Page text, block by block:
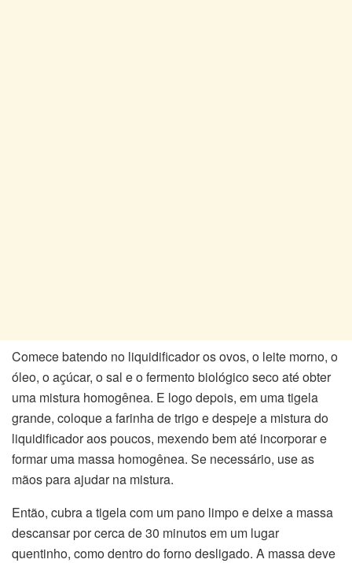
Comece batendo no liquidificador os ovos, o leite morno, o
óleo, o açúcar, o sal e o fermento biológico seco até obter
uma mistura homogênea. E logo depois, em uma tigela
grande, coloque a farinha de trigo e despeje a mistura do
liquidificador aos poucos, mexendo bem até incorporar e
formar uma massa homogênea. Se necessário, use as
mãos para ajudar na mistura.
Então, cubra a tigela com um pano limpo e deixe a massa
descansar por cerca de 30 minutos em um lugar
quentinho, como dentro do forno desligado. A massa deve